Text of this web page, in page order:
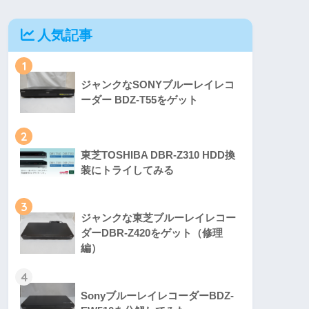
人気記事
1
ジャンクなSONYブルーレイレコ
ーダー BDZ-T55をゲット
2
東芝TOSHIBA DBR-Z310 HDD換
装にトライしてみる
3
ジャンクな東芝ブルーレイレコー
ダーDBR-Z420をゲット（修理
編）
4
SonyブルーレイレコーダーBDZ-